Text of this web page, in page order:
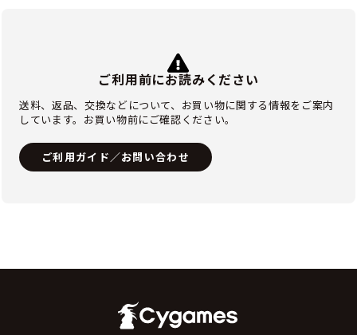
ご利用前にお読みください
送料、返品、交換などについて、お買い物に関する情報をご案内
しています。お買い物前にご確認ください。
ご利用ガイド／お問い合わせ